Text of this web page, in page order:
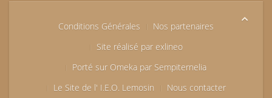
Conditions Générales
Nos partenaires
Site réalisé par exlineo
Porté sur Omeka par Sempiternelia
Le Site de l' I.E.O. Lemosin
Nous contacter